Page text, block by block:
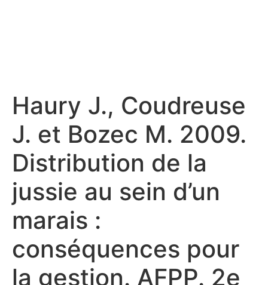
Haury J., Coudreuse
J. et Bozec M. 2009.
Distribution de la
jussie au sein d’un
marais :
conséquences pour
la gestion. AFPP. 2e